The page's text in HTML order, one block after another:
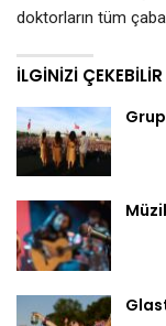
doktorların tüm
İLGINIZI ÇEKEBILIR